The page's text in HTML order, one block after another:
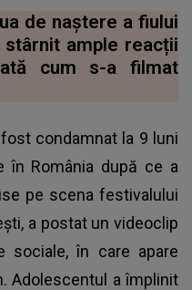
de naștere a fiului
ample reacții
cum s-a filmat
condamnat la 9 luni
în România după ce a
pe scena festivalului
a postat un videoclip
sociale, în care apare
Adolescentul a împlinit